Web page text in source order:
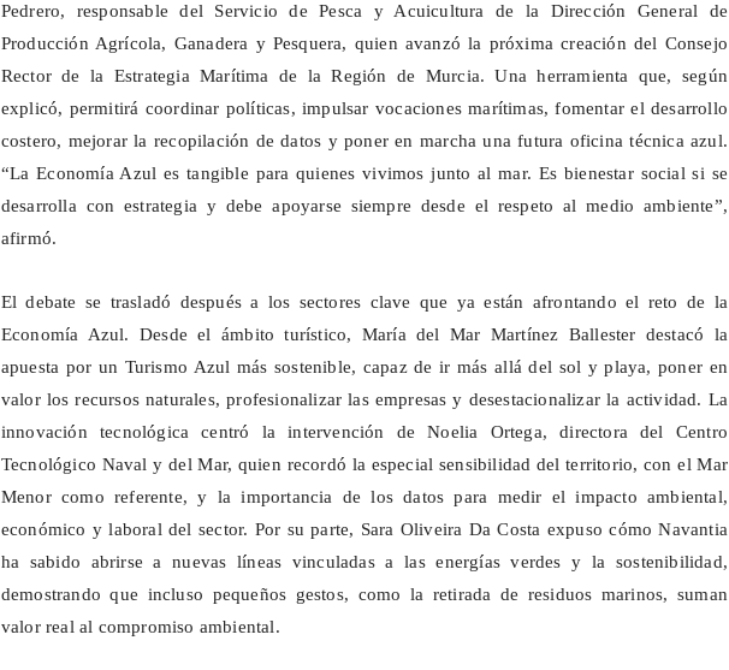
Pedrero, responsable del Servicio de Pesca y Acuicultura de la Dirección General de
Producción Agrícola, Ganadera y Pesquera, quien avanzó la próxima creación del Consejo
Rector de la Estrategia Marítima de la Región de Murcia. Una herramienta que, según
explicó, permitirá coordinar políticas, impulsar vocaciones marítimas, fomentar el desarrollo
costero, mejorar la recopilación de datos y poner en marcha una futura oficina técnica azul.
“La Economía Azul es tangible para quienes vivimos junto al mar. Es bienestar social si se
desarrolla con estrategia y debe apoyarse siempre desde el respeto al medio ambiente”,
afirmó.
El debate se trasladó después a los sectores clave que ya están afrontando el reto de la
Economía Azul. Desde el ámbito turístico, María del Mar Martínez Ballester destacó la
apuesta por un Turismo Azul más sostenible, capaz de ir más allá del sol y playa, poner en
valor los recursos naturales, profesionalizar las empresas y desestacionalizar la actividad. La
innovación tecnológica centró la intervención de Noelia Ortega, directora del Centro
Tecnológico Naval y del Mar, quien recordó la especial sensibilidad del territorio, con el Mar
Menor como referente, y la importancia de los datos para medir el impacto ambiental,
económico y laboral del sector. Por su parte, Sara Oliveira Da Costa expuso cómoNavantia
ha sabido abrirse a nuevas líneas vinculadas a las energías verdes y la sostenibilidad,
demostrando que incluso pequeños gestos, como la retirada de residuos marinos, suman
valor real al compromiso ambiental.